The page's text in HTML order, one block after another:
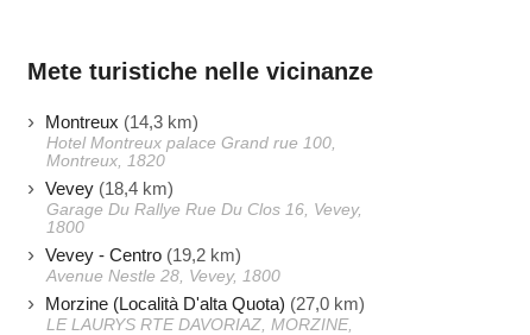
Mete turistiche nelle vicinanze
Montreux (14,3 km)
Hotel Montreux palace Grand rue 100,
Montreux, 1820
Vevey (18,4 km)
Garage Du Rallye Rue Du Clos 16, Vevey,
1800
Vevey - Centro (19,2 km)
Avenue Nestle 28, Vevey, 1800
Morzine (Località D'alta Quota) (27,0 km)
LE LAURYS RTE DAVORIAZ, MORZINE,